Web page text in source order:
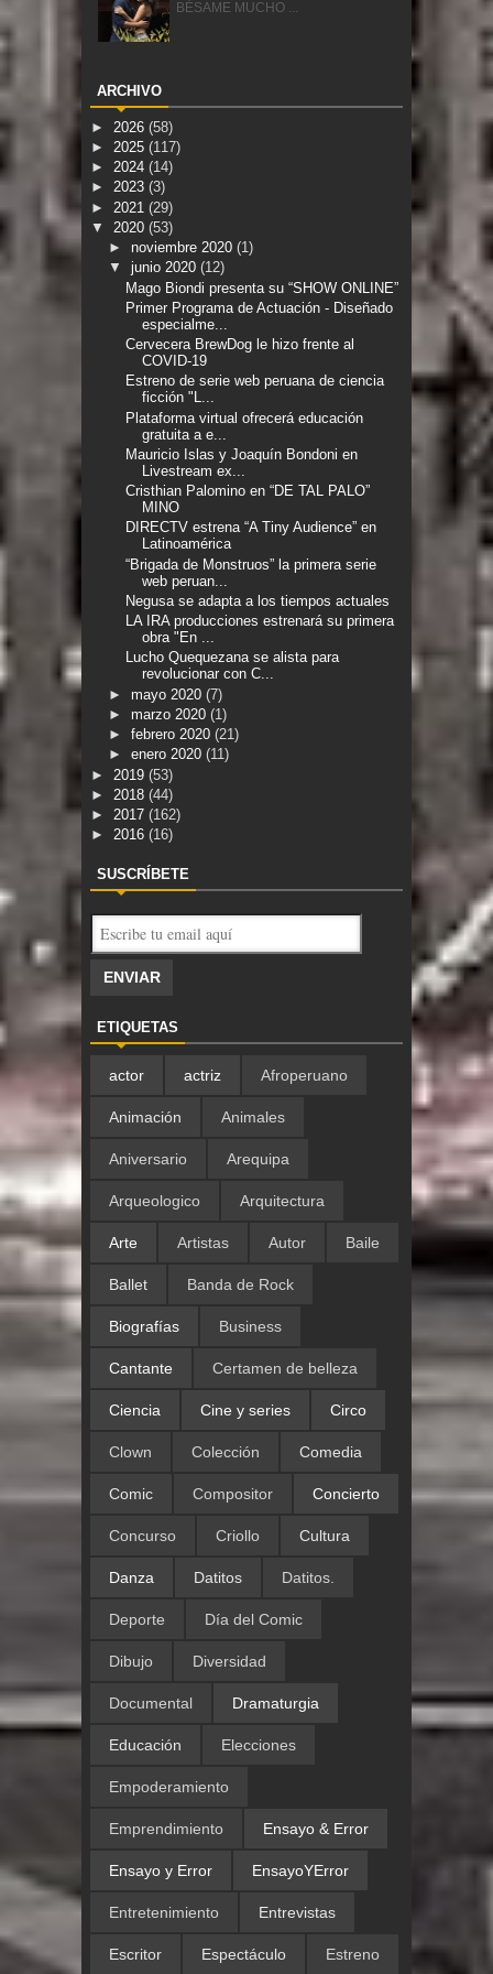
BÉSAME MUCHO ...
ARCHIVO
► 2026 (58)
► 2025 (117)
► 2024 (14)
► 2023 (3)
► 2021 (29)
▼ 2020 (53)
► noviembre 2020 (1)
▼ junio 2020 (12)
Mago Biondi presenta su “SHOW ONLINE”
Primer Programa de Actuación - Diseñado
especialme...
Cervecera BrewDog le hizo frente al
COVID-19
Estreno de serie web peruana de ciencia
ficción "L...
Plataforma virtual ofrecerá educación
gratuita a e...
Mauricio Islas y Joaquín Bondoni en
Livestream ex...
Cristhian Palomino en “DE TAL PALO”
MINO
DIRECTV estrena “A Tiny Audience” en
Latinoamérica
“Brigada de Monstruos” la primera serie
web peruan...
Negusa se adapta a los tiempos actuales
LA IRA producciones estrenará su primera
obra "En ...
Lucho Quequezana se alista para
revolucionar con C...
► mayo 2020 (7)
► marzo 2020 (1)
► febrero 2020 (21)
► enero 2020 (11)
► 2019 (53)
► 2018 (44)
► 2017 (162)
► 2016 (16)
SUSCRÍBETE
ETIQUETAS
actor actriz Afroperuano
Animación Animales
Aniversario Arequipa
Arqueologico Arquitectura
Arte Artistas Autor Baile
Ballet Banda de Rock
Biografías Business
Cantante Certamen de belleza
Ciencia Cine y series Circo
Clown Colección Comedia
Comic Compositor Concierto
Concurso Criollo Cultura
Danza Datitos Datitos.
Deporte Día del Comic
Dibujo Diversidad
Documental Dramaturgia
Educación Elecciones
Empoderamiento
Emprendimiento Ensayo & Error
Ensayo y Error EnsayoYError
Entretenimiento Entrevistas
Escritor Espectáculo Estreno